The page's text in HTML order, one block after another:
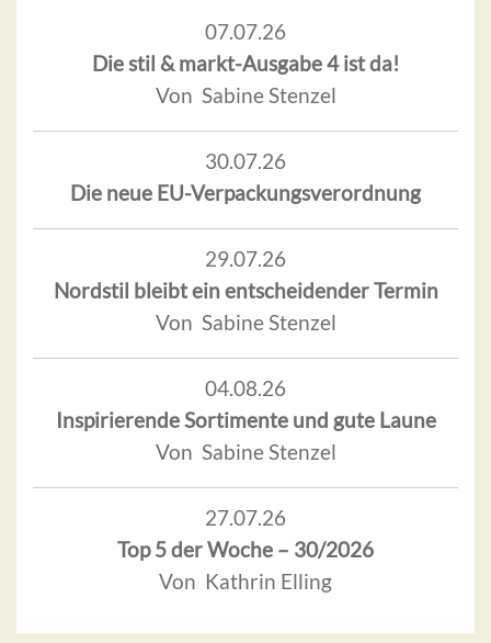
07.07.26
Die stil & markt-Ausgabe 4 ist da!
Von Sabine Stenzel
30.07.26
Die neue EU-Verpackungsverordnung
29.07.26
Nordstil bleibt ein entscheidender Termin
Von Sabine Stenzel
04.08.26
Inspirierende Sortimente und gute Laune
Von Sabine Stenzel
27.07.26
Top 5 der Woche – 30/2026
Von Kathrin Elling